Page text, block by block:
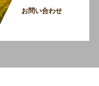
お問い合わせ